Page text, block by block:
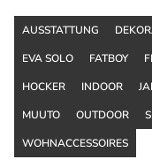
AUSSTATTUNG
EVA SOLO
FATBOY
HOCKER
INDOOR
MUUTO
OUTDOOR
WOHNACCESSOIRES